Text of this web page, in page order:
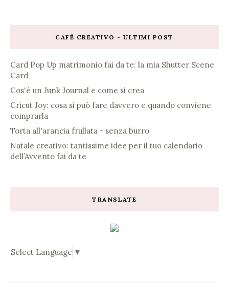
CAFÉ CREATIVO - ULTIMI POST
Card Pop Up matrimonio fai da te: la mia Shutter Scene
Card
Cos'è un Junk Journal e come si crea
Cricut Joy: cosa si può fare davvero e quando conviene
comprarla
Torta all'arancia frullata - senza burro
Natale creativo: tantissime idee per il tuo calendario
dell’Avvento fai da te
TRANSLATE
Select Language ▼